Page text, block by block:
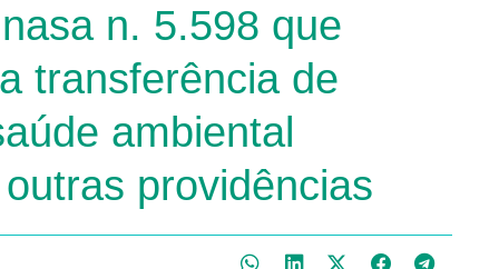
n. 5.598 que
transferência de
ambiental
providências